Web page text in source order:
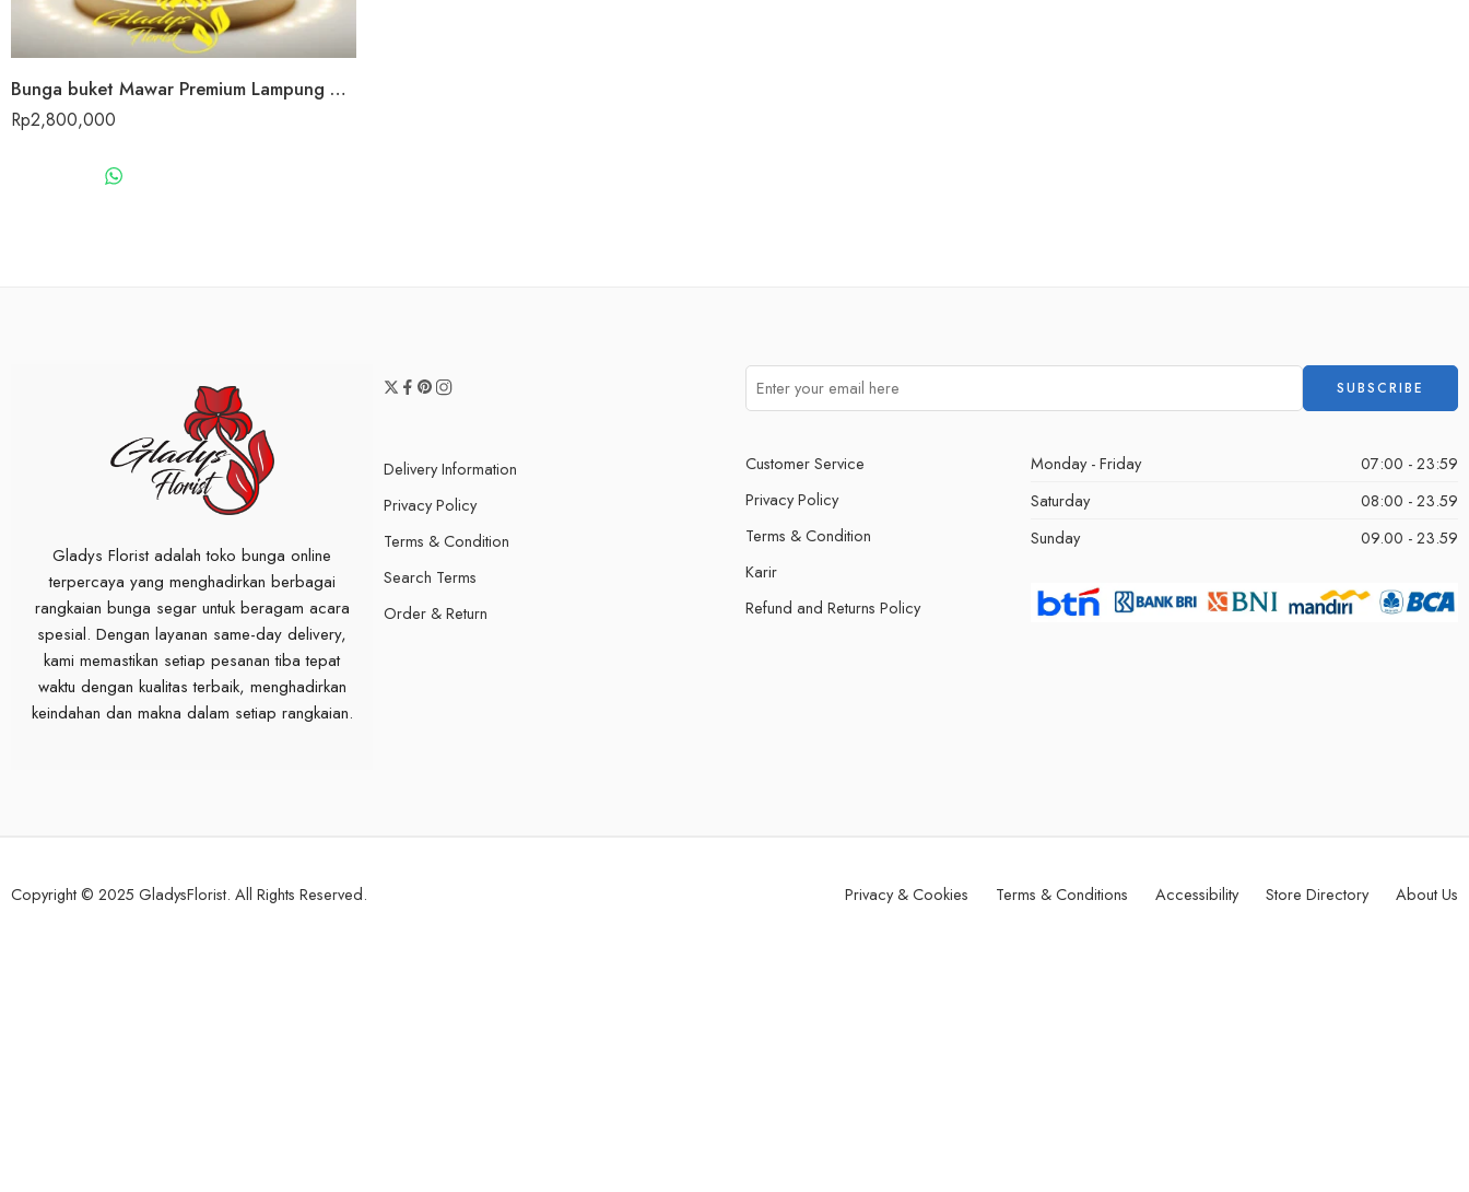
Bunga buket Mawar Premium Lampung Selatan
Rp2,800,000
Gladys Florist adalah toko bunga online
terpercaya yang menghadirkan berbagai
rangkaian bunga segar untuk beragam acara
spesial. Dengan layanan same-day delivery,
kami memastikan setiap pesanan tiba tepat
waktu dengan kualitas terbaik, menghadirkan
keindahan dan makna dalam setiap rangkaian.
Delivery Information
Privacy Policy
Terms & Condition
Search Terms
Order & Return
Customer Service
Privacy Policy
Terms & Condition
Karir
Refund and Returns Policy
Monday - Friday
07:00 - 23:59
Saturday
08:00 - 23.59
Sunday
09.00 - 23.59
Copyright © 2025 GladysFlorist. All Rights Reserved. Privacy & Cookies Terms & Conditions Accessibility Store Directory About Us